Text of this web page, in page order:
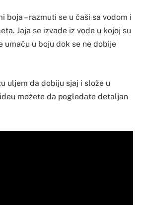
boja – razmuti se u čaši sa vodom i
Jaja se izvade iz vode u kojoj su
umaču u boju dok se ne dobije
uljem da dobiju sjaj i slože u
možete da pogledate detaljan